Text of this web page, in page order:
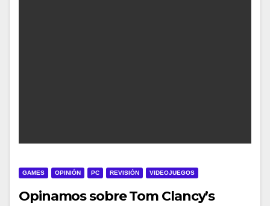
GAMES OPINIÓN PC REVISIÓN VIDEOJUEGOS
Opinamos sobre Tom Clancy’s